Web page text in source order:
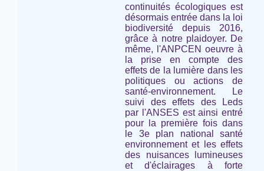
continuités écologiques est
désormais entrée dans la loi
biodiversité depuis 2016,
grâce à notre plaidoyer. De
même, l'ANPCEN oeuvre à
la prise en compte des
effets de la lumière dans les
politiques ou actions de
santé-environnement. Le
suivi des effets des Leds
par l'ANSES est ainsi entré
pour la première fois dans
le 3e plan national santé
environnement et les effets
des nuisances lumineuses
et d'éclairages à forte